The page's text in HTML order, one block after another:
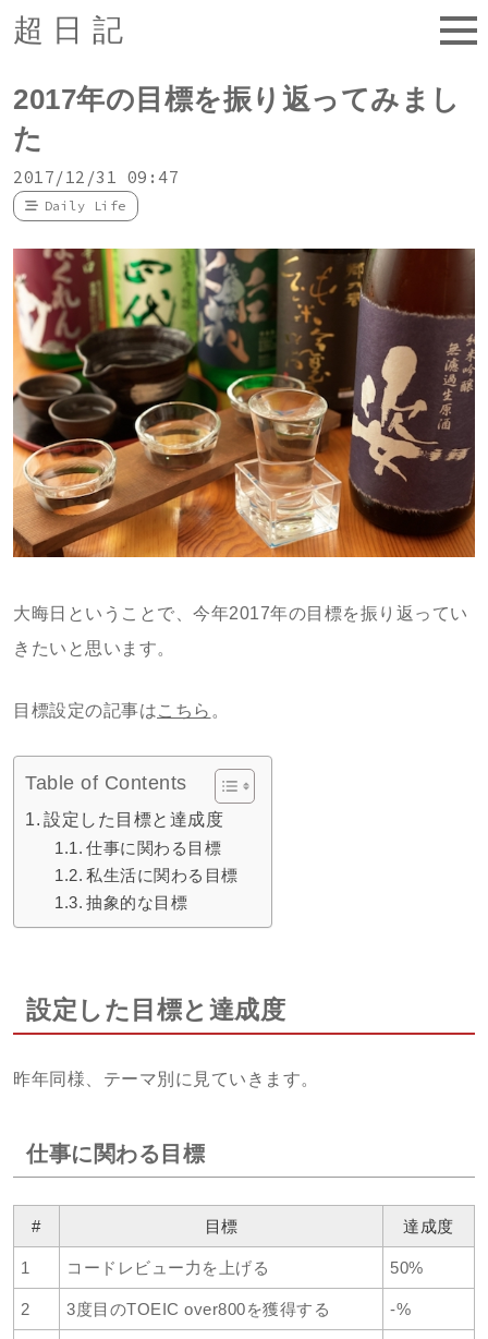
超日記
2017年の目標を振り返ってみまし
た
2017/12/31 09:47
Daily Life
大晦日ということで、今年2017年の目標を振り返ってい
きたいと思います。
目標設定の記事はこちら 。
Table of Contents
設定した目標と達成度
仕事に関わる目標
私生活に関わる目標
抽象的な目標
設定した目標と達成度
昨年同様、テーマ別に見ていきます。
仕事に関わる目標
# 目標 達成度
1 コードレビュー力を上げる 50%
2 3度目のTOEIC over800を獲得する -%